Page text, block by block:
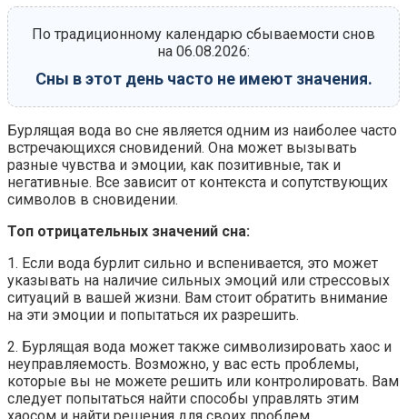
По традиционному календарю сбываемости снов
на 06.08.2026:
Сны в этот день часто не имеют значения.
Бурлящая вода во сне является одним из наиболее часто
встречающихся сновидений. Она может вызывать
разные чувства и эмоции, как позитивные, так и
негативные. Все зависит от контекста и сопутствующих
символов в сновидении.
Топ отрицательных значений сна:
1. Если вода бурлит сильно и вспенивается, это может
указывать на наличие сильных эмоций или стрессовых
ситуаций в вашей жизни. Вам стоит обратить внимание
на эти эмоции и попытаться их разрешить.
2. Бурлящая вода может также символизировать хаос и
неуправляемость. Возможно, у вас есть проблемы,
которые вы не можете решить или контролировать. Вам
следует попытаться найти способы управлять этим